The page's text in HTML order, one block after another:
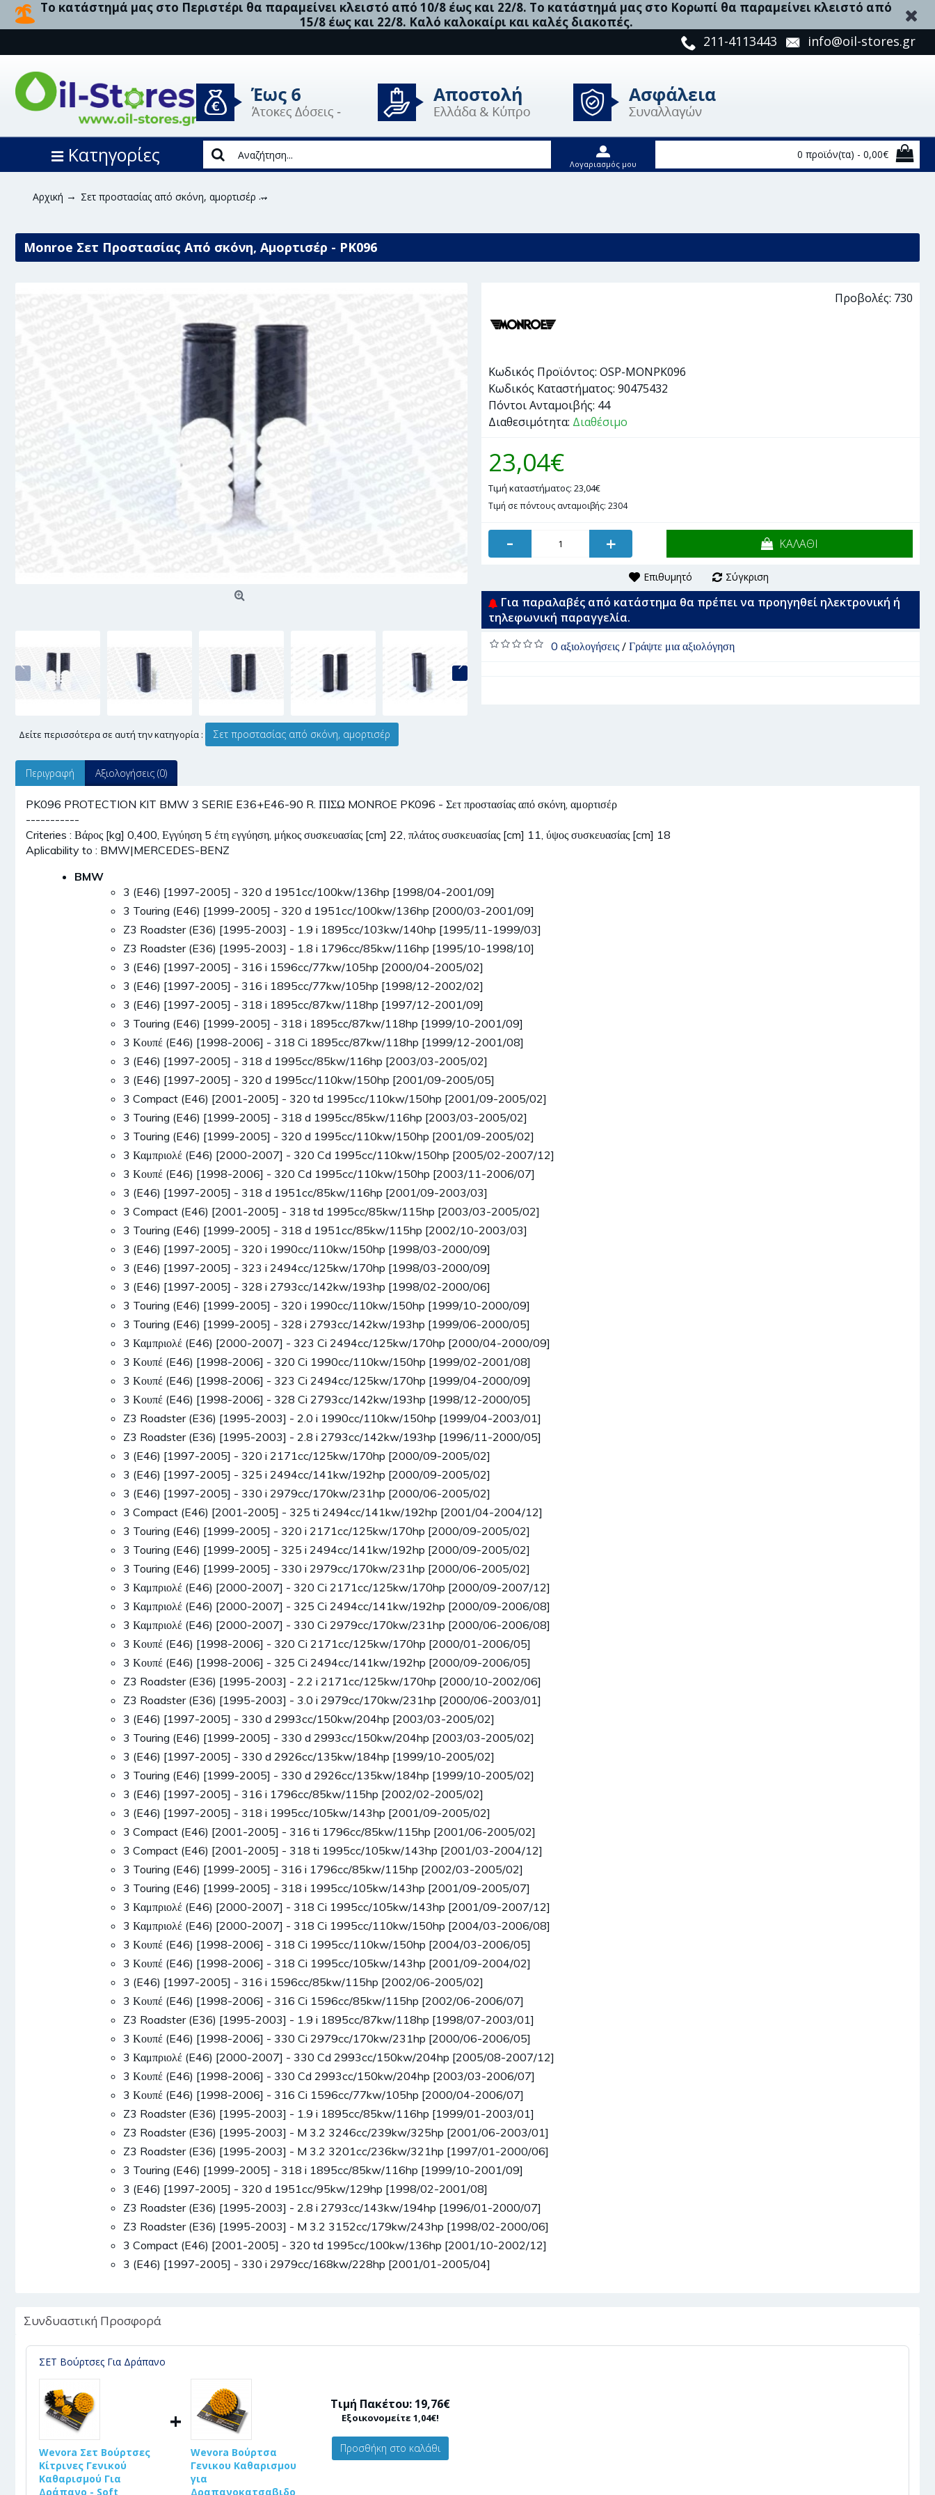
Το κατάστημά μας στο Περιστέρι θα παραμείνει κλειστό από 10/8 έως και 22/8. Το κατάστημά μας στο Κορωπί θα παραμείνει κλειστό από
15/8 έως και 22/8. Καλό καλοκαίρι και καλές διακοπές.
211-4113443 info@oil-stores.gr
Κατηγορίες Λογαριασμός μου
0 προϊόν(τα) - 0,00€
Αρχική Σετ προστασίας από σκόνη, αμορτισέρ
Monroe Σετ Προστασίας Από σκόνη, Αμορτισέρ - PK096
Δείτε περισσότερα σε αυτή την κατηγορία : Σετ προστασίας από σκόνη, αμορτισέρ
Προβολές: 730
Κωδικός Προϊόντος: OSP-MONPK096
Κωδικός Καταστήματος: 90475432
Πόντοι Ανταμοιβής: 44
Διαθεσιμότητα: Διαθέσιμο
23,04€
Τιμή καταστήματος: 23,04€
Τιμή σε πόντους ανταμοιβής: 2304
- + ΚΑΛΑΘΙ
Επιθυμητό Σύγκριση
Για παραλαβές από κατάστημα θα πρέπει να προηγηθεί ηλεκτρονική ή
τηλεφωνική παραγγελία.
0 αξιολογήσεις/ Γράψτε μια αξιολόγηση
Περιγραφή Αξιολογήσεις (0)
PK096 PROTECTION KIT BMW 3 SERIE E36+E46-90 R. ΠΙΣΩ MONROE PK096 - Σετ προστασίας από σκόνη, αμορτισέρ
-----------
Criteries : Βάρος [kg] 0,400, Εγγύηση 5 έτη εγγύηση, μήκος συσκευασίας [cm] 22, πλάτος συσκευασίας [cm] 11, ύψος συσκευασίας [cm] 18
Aplicability to : BMW|MERCEDES-BENZ
BMW
3 (E46) [1997-2005] - 320 d 1951cc/100kw/136hp [1998/04-2001/09]
3 Touring (E46) [1999-2005] - 320 d 1951cc/100kw/136hp [2000/03-2001/09]
Z3 Roadster (E36) [1995-2003] - 1.9 i 1895cc/103kw/140hp [1995/11-1999/03]
Z3 Roadster (E36) [1995-2003] - 1.8 i 1796cc/85kw/116hp [1995/10-1998/10]
3 (E46) [1997-2005] - 316 i 1596cc/77kw/105hp [2000/04-2005/02]
3 (E46) [1997-2005] - 316 i 1895cc/77kw/105hp [1998/12-2002/02]
3 (E46) [1997-2005] - 318 i 1895cc/87kw/118hp [1997/12-2001/09]
3 Touring (E46) [1999-2005] - 318 i 1895cc/87kw/118hp [1999/10-2001/09]
3 Κουπέ (E46) [1998-2006] - 318 Ci 1895cc/87kw/118hp [1999/12-2001/08]
3 (E46) [1997-2005] - 318 d 1995cc/85kw/116hp [2003/03-2005/02]
3 (E46) [1997-2005] - 320 d 1995cc/110kw/150hp [2001/09-2005/05]
3 Compact (E46) [2001-2005] - 320 td 1995cc/110kw/150hp [2001/09-2005/02]
3 Touring (E46) [1999-2005] - 318 d 1995cc/85kw/116hp [2003/03-2005/02]
3 Touring (E46) [1999-2005] - 320 d 1995cc/110kw/150hp [2001/09-2005/02]
3 Καμπριολέ (E46) [2000-2007] - 320 Cd 1995cc/110kw/150hp [2005/02-2007/12]
3 Κουπέ (E46) [1998-2006] - 320 Cd 1995cc/110kw/150hp [2003/11-2006/07]
3 (E46) [1997-2005] - 318 d 1951cc/85kw/116hp [2001/09-2003/03]
3 Compact (E46) [2001-2005] - 318 td 1995cc/85kw/115hp [2003/03-2005/02]
3 Touring (E46) [1999-2005] - 318 d 1951cc/85kw/115hp [2002/10-2003/03]
3 (E46) [1997-2005] - 320 i 1990cc/110kw/150hp [1998/03-2000/09]
3 (E46) [1997-2005] - 323 i 2494cc/125kw/170hp [1998/03-2000/09]
3 (E46) [1997-2005] - 328 i 2793cc/142kw/193hp [1998/02-2000/06]
3 Touring (E46) [1999-2005] - 320 i 1990cc/110kw/150hp [1999/10-2000/09]
3 Touring (E46) [1999-2005] - 328 i 2793cc/142kw/193hp [1999/06-2000/05]
3 Καμπριολέ (E46) [2000-2007] - 323 Ci 2494cc/125kw/170hp [2000/04-2000/09]
3 Κουπέ (E46) [1998-2006] - 320 Ci 1990cc/110kw/150hp [1999/02-2001/08]
3 Κουπέ (E46) [1998-2006] - 323 Ci 2494cc/125kw/170hp [1999/04-2000/09]
3 Κουπέ (E46) [1998-2006] - 328 Ci 2793cc/142kw/193hp [1998/12-2000/05]
Z3 Roadster (E36) [1995-2003] - 2.0 i 1990cc/110kw/150hp [1999/04-2003/01]
Z3 Roadster (E36) [1995-2003] - 2.8 i 2793cc/142kw/193hp [1996/11-2000/05]
3 (E46) [1997-2005] - 320 i 2171cc/125kw/170hp [2000/09-2005/02]
3 (E46) [1997-2005] - 325 i 2494cc/141kw/192hp [2000/09-2005/02]
3 (E46) [1997-2005] - 330 i 2979cc/170kw/231hp [2000/06-2005/02]
3 Compact (E46) [2001-2005] - 325 ti 2494cc/141kw/192hp [2001/04-2004/12]
3 Touring (E46) [1999-2005] - 320 i 2171cc/125kw/170hp [2000/09-2005/02]
3 Touring (E46) [1999-2005] - 325 i 2494cc/141kw/192hp [2000/09-2005/02]
3 Touring (E46) [1999-2005] - 330 i 2979cc/170kw/231hp [2000/06-2005/02]
3 Καμπριολέ (E46) [2000-2007] - 320 Ci 2171cc/125kw/170hp [2000/09-2007/12]
3 Καμπριολέ (E46) [2000-2007] - 325 Ci 2494cc/141kw/192hp [2000/09-2006/08]
3 Καμπριολέ (E46) [2000-2007] - 330 Ci 2979cc/170kw/231hp [2000/06-2006/08]
3 Κουπέ (E46) [1998-2006] - 320 Ci 2171cc/125kw/170hp [2000/01-2006/05]
3 Κουπέ (E46) [1998-2006] - 325 Ci 2494cc/141kw/192hp [2000/09-2006/05]
Z3 Roadster (E36) [1995-2003] - 2.2 i 2171cc/125kw/170hp [2000/10-2002/06]
Z3 Roadster (E36) [1995-2003] - 3.0 i 2979cc/170kw/231hp [2000/06-2003/01]
3 (E46) [1997-2005] - 330 d 2993cc/150kw/204hp [2003/03-2005/02]
3 Touring (E46) [1999-2005] - 330 d 2993cc/150kw/204hp [2003/03-2005/02]
3 (E46) [1997-2005] - 330 d 2926cc/135kw/184hp [1999/10-2005/02]
3 Touring (E46) [1999-2005] - 330 d 2926cc/135kw/184hp [1999/10-2005/02]
3 (E46) [1997-2005] - 316 i 1796cc/85kw/115hp [2002/02-2005/02]
3 (E46) [1997-2005] - 318 i 1995cc/105kw/143hp [2001/09-2005/02]
3 Compact (E46) [2001-2005] - 316 ti 1796cc/85kw/115hp [2001/06-2005/02]
3 Compact (E46) [2001-2005] - 318 ti 1995cc/105kw/143hp [2001/03-2004/12]
3 Touring (E46) [1999-2005] - 316 i 1796cc/85kw/115hp [2002/03-2005/02]
3 Touring (E46) [1999-2005] - 318 i 1995cc/105kw/143hp [2001/09-2005/07]
3 Καμπριολέ (E46) [2000-2007] - 318 Ci 1995cc/105kw/143hp [2001/09-2007/12]
3 Καμπριολέ (E46) [2000-2007] - 318 Ci 1995cc/110kw/150hp [2004/03-2006/08]
3 Κουπέ (E46) [1998-2006] - 318 Ci 1995cc/110kw/150hp [2004/03-2006/05]
3 Κουπέ (E46) [1998-2006] - 318 Ci 1995cc/105kw/143hp [2001/09-2004/02]
3 (E46) [1997-2005] - 316 i 1596cc/85kw/115hp [2002/06-2005/02]
3 Κουπέ (E46) [1998-2006] - 316 Ci 1596cc/85kw/115hp [2002/06-2006/07]
Z3 Roadster (E36) [1995-2003] - 1.9 i 1895cc/87kw/118hp [1998/07-2003/01]
3 Κουπέ (E46) [1998-2006] - 330 Ci 2979cc/170kw/231hp [2000/06-2006/05]
3 Καμπριολέ (E46) [2000-2007] - 330 Cd 2993cc/150kw/204hp [2005/08-2007/12]
3 Κουπέ (E46) [1998-2006] - 330 Cd 2993cc/150kw/204hp [2003/03-2006/07]
3 Κουπέ (E46) [1998-2006] - 316 Ci 1596cc/77kw/105hp [2000/04-2006/07]
Z3 Roadster (E36) [1995-2003] - 1.9 i 1895cc/85kw/116hp [1999/01-2003/01]
Z3 Roadster (E36) [1995-2003] - M 3.2 3246cc/239kw/325hp [2001/06-2003/01]
Z3 Roadster (E36) [1995-2003] - M 3.2 3201cc/236kw/321hp [1997/01-2000/06]
3 Touring (E46) [1999-2005] - 318 i 1895cc/85kw/116hp [1999/10-2001/09]
3 (E46) [1997-2005] - 320 d 1951cc/95kw/129hp [1998/02-2001/08]
Z3 Roadster (E36) [1995-2003] - 2.8 i 2793cc/143kw/194hp [1996/01-2000/07]
Z3 Roadster (E36) [1995-2003] - M 3.2 3152cc/179kw/243hp [1998/02-2000/06]
3 Compact (E46) [2001-2005] - 320 td 1995cc/100kw/136hp [2001/10-2002/12]
3 (E46) [1997-2005] - 330 i 2979cc/168kw/228hp [2001/01-2005/04]
Συνδυαστική Προσφορά
ΣΕΤ Βούρτσες Για Δράπανο
Wevora Σετ Βούρτσες
Κίτρινες Γενικού
Καθαρισμού Για
Δράπανο - Soft
+
Wevora Βούρτσα
Γενικου Καθαρισμου
για
Δραπανοκατσαβιδο
Τιμή Πακέτου: 19,76€
Εξοικονομείτε 1,04€!
Προσθήκη στο καλάθι